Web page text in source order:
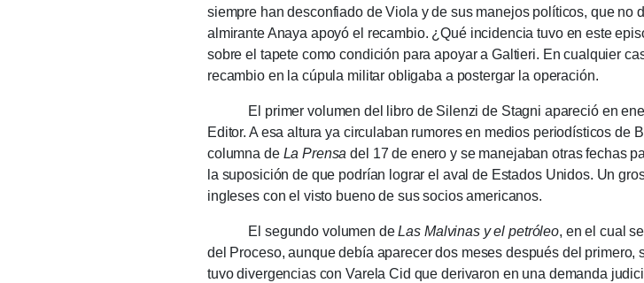
siempre han desconfiado de Viola y de sus manejos políticos, que
almirante Anaya apoyó el recambio. ¿Qué incidencia tuvo en este
sobre el tapete como condición para apoyar a Galtieri. En cualquier
recambio en la cúpula militar obligaba a postergar la operación.
El primer volumen del libro de Silenzi de Stagni apareció en
Editor. A esa altura ya circulaban rumores en medios periodísticos de
columna de La Prensa del 17 de enero y se manejaban otras fechas
la suposición de que podrían lograr el aval de Estados Unidos. Un
ingleses con el visto bueno de sus socios americanos.
El segundo volumen deLas Malvinas y el petróleo, en el cual
del Proceso, aunque debía aparecer dos meses después del
tuvo divergencias con Varela Cid que derivaron en una demanda